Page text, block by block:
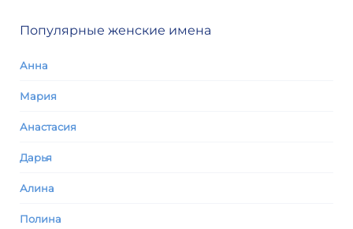
Популярные женские имена
Анна
Мария
Анастасия
Дарья
Алина
Полина